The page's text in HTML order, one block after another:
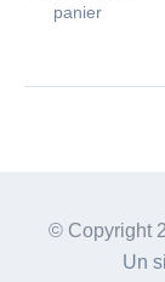
panier
© Copyright
Un